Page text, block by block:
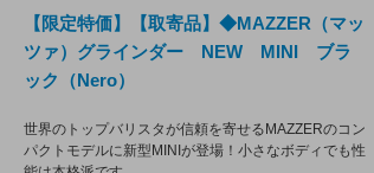
【限定特価】【取寄品】◆MAZZER（マッ
ツァ）グラインダー NEW MINI ブラ
ック（Nero）
世界のトップバリスタが信頼を寄せるMAZZERのコン
パクトモデルに新型MINIが登場！小さなボディでも性